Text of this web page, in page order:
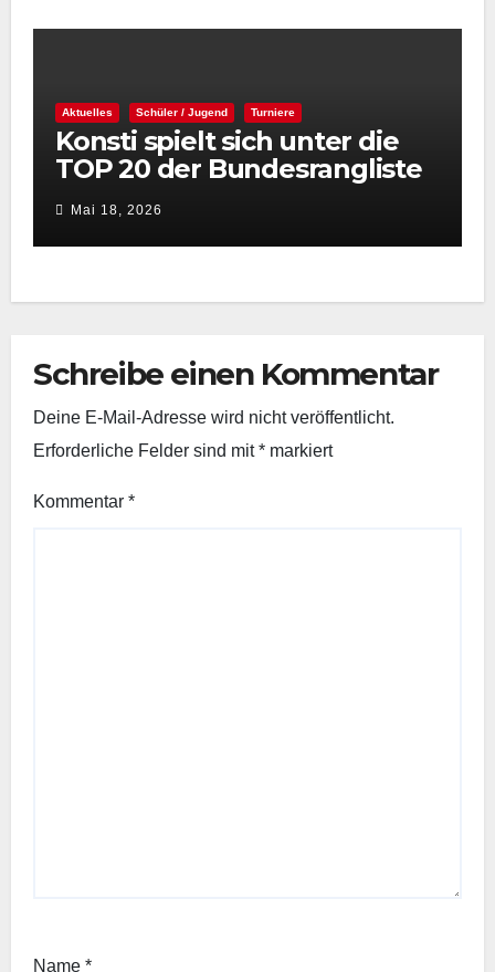
Aktuelles Schüler / Jugend Turniere
Konsti spielt sich unter die
TOP 20 der Bundesrangliste
👏Mai 18, 2026
Schreibe einen Kommentar
Deine E-Mail-Adresse wird nicht veröffentlicht.
Erforderliche Felder sind mit* markiert
Kommentar *
Name *